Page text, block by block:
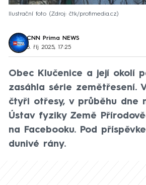
Ilustrační foto Zdroj: čtk/profimedia.cz
CNN Prima NEWS
8. říj 2025, 17:25
Obec Klučenice a její okolí
zasáhla série zemětřesení.
čtyři otřesy, v průběhu dne
Ústav fyziky Země
na Facebooku. Pod
dunivé rány.